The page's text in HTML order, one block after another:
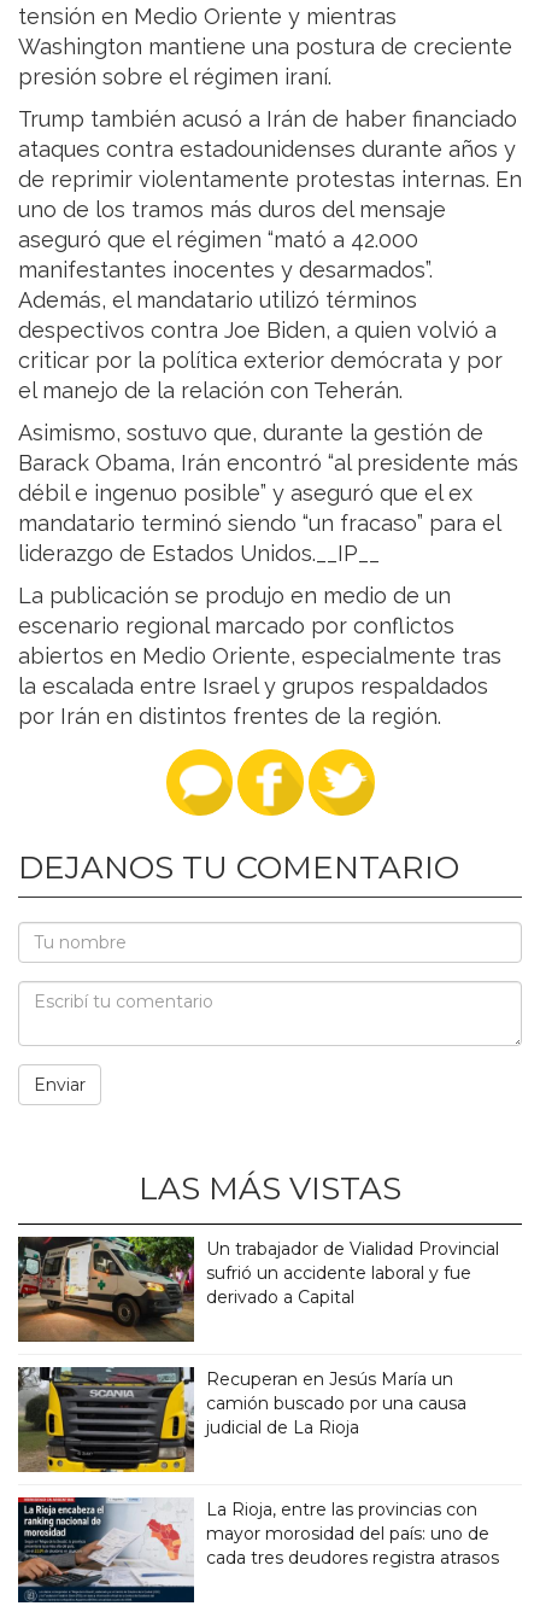
tensión en Medio Oriente y mientras
Washington mantiene una postura de creciente
presión sobre el régimen iraní.
Trump también acusó a Irán de haber financiado
ataques contra estadounidenses durante años y
de reprimir violentamente protestas internas. En
uno de los tramos más duros del mensaje
aseguró que el régimen “mató a 42.000
manifestantes inocentes y desarmados”.
Además, el mandatario utilizó términos
despectivos contra Joe Biden, a quien volvió a
criticar por la política exterior demócrata y por
el manejo de la relación con Teherán.
Asimismo, sostuvo que, durante la gestión de
Barack Obama, Irán encontró “al presidente más
débil e ingenuo posible” y aseguró que el ex
mandatario terminó siendo “un fracaso” para el
liderazgo de Estados Unidos.__IP__
La publicación se produjo en medio de un
escenario regional marcado por conflictos
abiertos en Medio Oriente, especialmente tras
la escalada entre Israel y grupos respaldados
por Irán en distintos frentes de la región.
DEJANOS TU COMENTARIO
LAS MÁS VISTAS
Un trabajador de Vialidad Provincial
sufrió un accidente laboral y fue
derivado a Capital
Recuperan en Jesús María un
camión buscado por una causa
judicial de La Rioja
La Rioja, entre las provincias con
mayor morosidad del país: uno de
cada tres deudores registra atrasos